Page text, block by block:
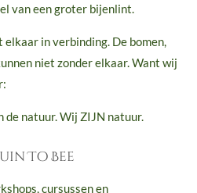
van een groter bijenlint.
in verbinding. De bomen,
niet zonder elkaar.Want wij
de natuur. Wij ZIJN natuur.
To Bee
cursussen en